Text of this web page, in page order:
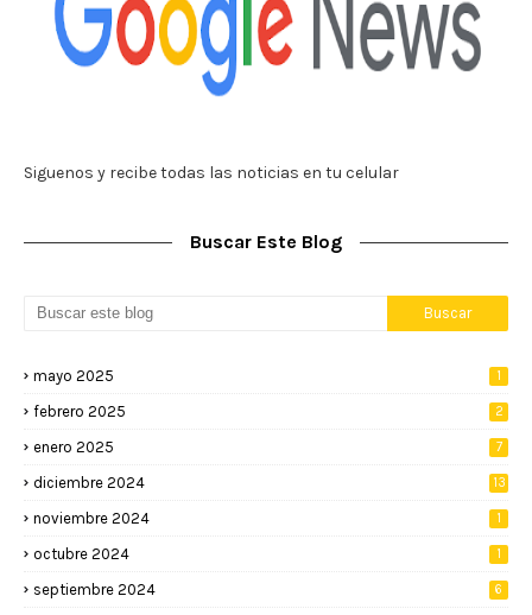
Siguenos y recibe todas las noticias en tu celular
Buscar Este Blog
mayo 2025 1
febrero 2025 2
enero 2025 7
diciembre 2024 13
noviembre 2024 1
octubre 2024 1
septiembre 2024 6